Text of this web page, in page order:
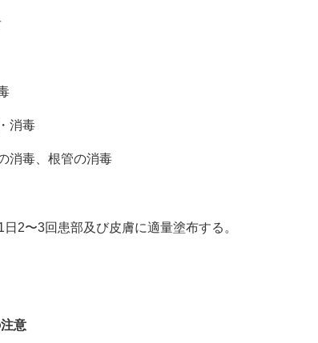
消毒
消毒、根管の消毒
2〜3回患部及び皮膚に適量塗布する。
意